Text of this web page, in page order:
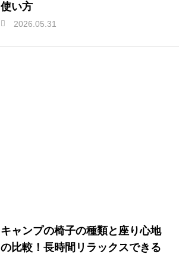
使い方
2026.05.31
キャンプの椅子の種類と座り心地
の比較！長時間リラックスできる